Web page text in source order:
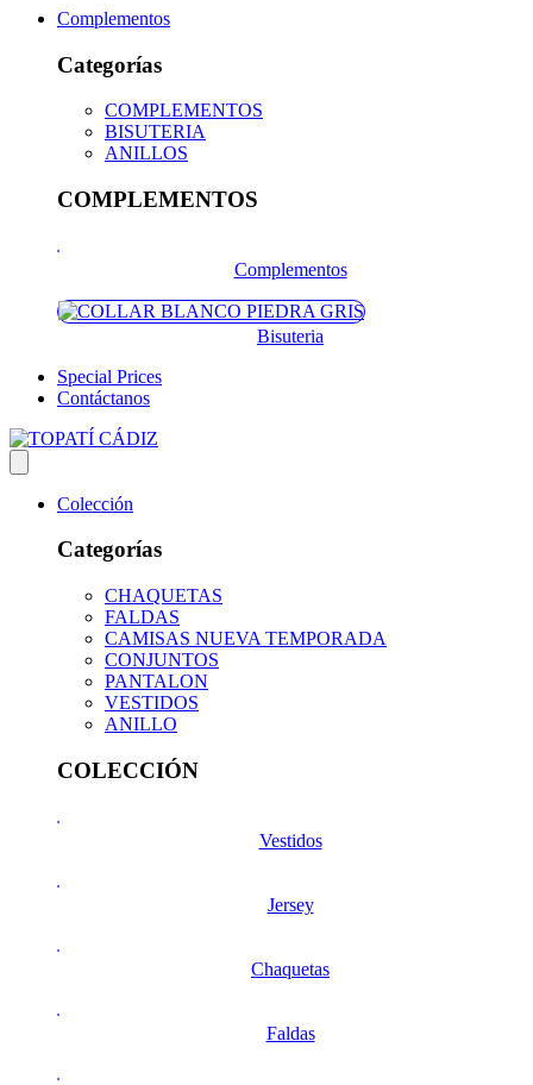
Complementos
Categorías
COMPLEMENTOS
BISUTERIA
ANILLOS
COMPLEMENTOS
Complementos
Bisuteria
Special Prices
Contáctanos
Colección
Categorías
CHAQUETAS
FALDAS
CAMISAS NUEVA TEMPORADA
CONJUNTOS
PANTALON
VESTIDOS
ANILLO
COLECCIÓN
Vestidos
Jersey
Chaquetas
Faldas